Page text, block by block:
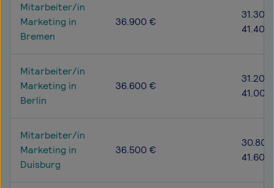
Mitarbeiter/in
Marketing in
Bremen
36.900 €
Mitarbeiter/in
Marketing in
Berlin
36.600 €
Mitarbeiter/in
Marketing in
Duisburg
36.500 €